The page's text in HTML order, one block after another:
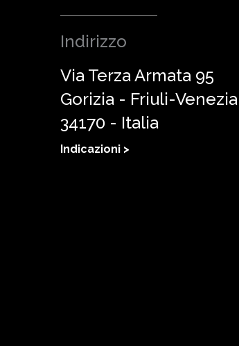
Indirizzo
Via Terza Armata 95
Gorizia - Friuli-
34170 - Italia
Indicazioni >